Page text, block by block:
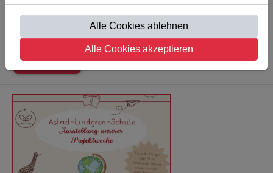
Am 30.04.2025 fanden die diesjährigen
Stadtmeisterschaften im Mädchenfußball statt. Mit viel
Einsatz, Teamgeist und Spielfreude trat unsere…
Weiterlesen
Alle Cookies ablehnen
Alle Cookies akzeptieren